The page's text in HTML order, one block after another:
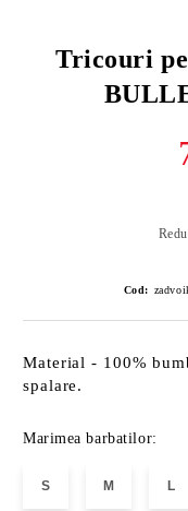
Tricouri
Cod:
Material - 100%
spalare.
Marimea barbatilor:
S M L